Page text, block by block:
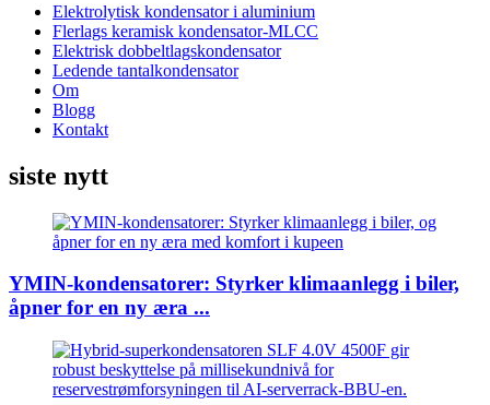
Elektrolytisk kondensator i aluminium
Flerlags keramisk kondensator-MLCC
Elektrisk dobbeltlagskondensator
Ledende tantalkondensator
Om
Blogg
Kontakt
siste nytt
YMIN-kondensatorer: Styrker klimaanlegg i biler,
åpner for en ny æra ...